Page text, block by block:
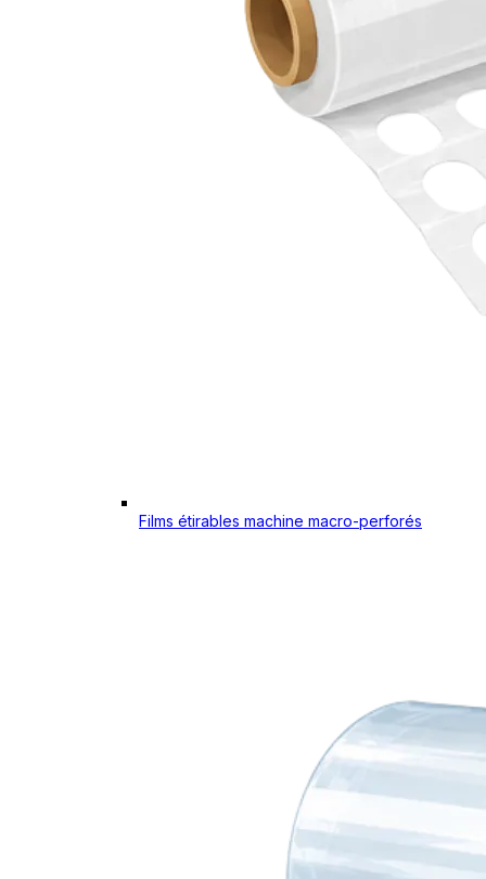
Films étirables machine macro-perforés